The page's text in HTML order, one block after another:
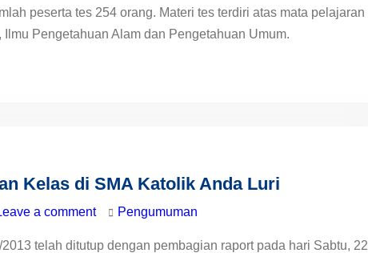
peserta tes 254 orang. Materi tes terdiri atas mata pelajaran
Pengetahuan Alam dan Pengetahuan Umum.
Kelas di SMA Katolik Anda Luri
a comment Pengumuman
telah ditutup dengan pembagian raport pada hari Sabtu, 22